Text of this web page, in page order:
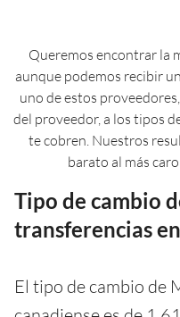
Queremos encontrar la
aunque podemos recibir
uno de estos
del proveedor, a los tipos
te cobren. Nuestros
barato al más
Tipo de cambio
transferencias
El tipo de cambio de